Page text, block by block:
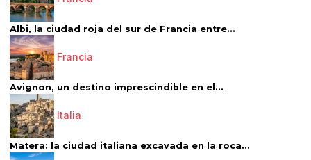
Albi, la ciudad roja del sur de Francia entre...
Francia
Avignon, un destino imprescindible en el...
Italia
Matera: la ciudad italiana excavada en la roca...